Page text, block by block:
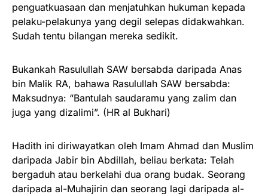
penguatkuasaan dan menjatuhkan hukuman kepada
pelaku-pelakunya yang degil selepas didakwahkan.
Sudah tentu bilangan mereka sedikit.
Bukankah Rasulullah SAW bersabda daripada Anas
bin Malik RA, bahawa Rasulullah SAW bersabda:
Maksudnya: “Bantulah saudaramu yang zalim dan
juga yang dizalimi”. (HR al Bukhari)
Hadith ini diriwayatkan oleh Imam Ahmad dan Muslim
daripada Jabir bin Abdillah, beliau berkata: Telah
bergaduh atau berkelahi dua orang budak. Seorang
daripada al-Muhajirin dan seorang lagi daripada al-